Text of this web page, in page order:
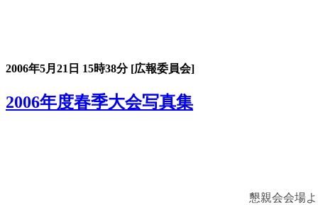
2006年5月21日 15時38分 [広報委員会]
2006年度春季大会写真集
懇親会会場